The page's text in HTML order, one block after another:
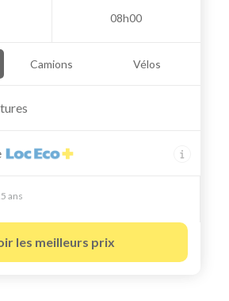
08h00
Camions Vélos
ans
les meilleurs prix